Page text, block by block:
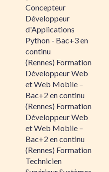
Concepteur
Développeur
d'Applications
Python - Bac+3 en
continu
(Rennes) Formation
Développeur Web
et Web Mobile –
Bac+2 en continu
(Rennes) Formation
Développeur Web
et Web Mobile –
Bac+2 en continu
(Rennes) Formation
Technicien